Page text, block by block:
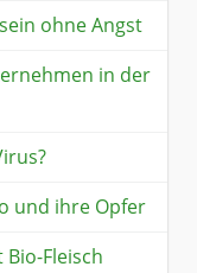
ohne Angst
in der
und ihre Opfer
Fleisch